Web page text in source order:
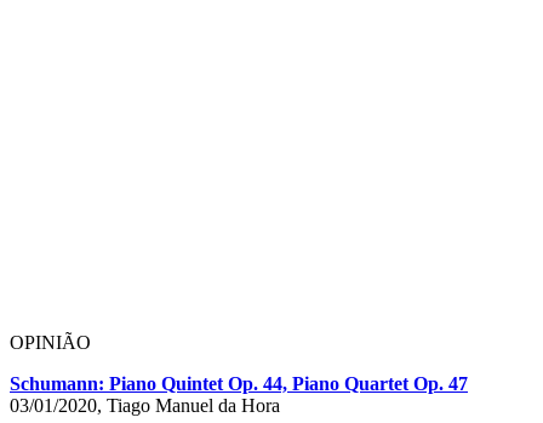
OPINIÃO
Schumann: Piano Quintet Op. 44, Piano Quartet Op. 47
03/01/2020, Tiago Manuel da Hora